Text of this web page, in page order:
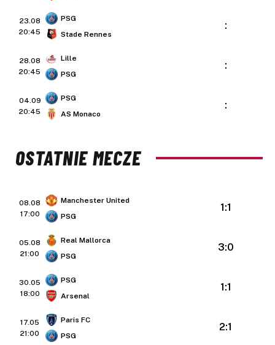
23.08
20:45
PSG
Stade Rennes
:
28.08
20:45
Lille
PSG
:
04.09
20:45
PSG
AS Monaco
:
OSTATNIE MECZE
08.08
17:00
Manchester United
PSG
1:1
05.08
21:00
Real Mallorca
PSG
3:0
30.05
18:00
PSG
Arsenal
1:1
17.05
21:00
Paris FC
PSG
2:1